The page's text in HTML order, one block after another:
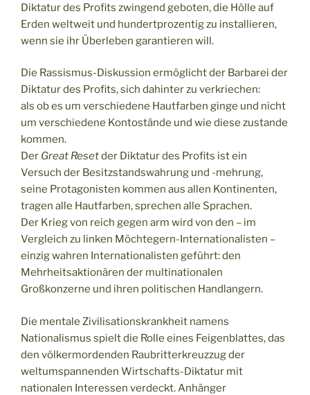
Diktatur des Profits zwingend geboten, die Hölle auf
Erden weltweit und hundertprozentig zu installieren,
wenn sie ihr Überleben garantieren will.
Die Rassismus-Diskussion ermöglicht der Barbarei der
Diktatur des Profits, sich dahinter zu verkriechen:
als ob es um verschiedene Hautfarben ginge und nicht
um verschiedene Kontostände und wie diese zustande
kommen.
Der Great Resetder Diktatur des Profits ist ein
Versuch der Besitzstandswahrung und -mehrung,
seine Protagonisten kommen aus allen Kontinenten,
tragen alle Hautfarben, sprechen alle Sprachen.
Der Krieg von reich gegen arm wird von den – im
Vergleich zu linken Möchtegern-Internationalisten –
einzig wahren Internationalisten geführt: den
Mehrheitsaktionären der multinationalen
Großkonzerne und ihren politischen Handlangern.
Die mentale Zivilisationskrankheit namens
Nationalismus spielt die Rolle eines Feigenblattes, das
den völkermordenden Raubritterkreuzzug der
weltumspannenden Wirtschafts-Diktatur mit
nationalen Interessen verdeckt. Anhänger